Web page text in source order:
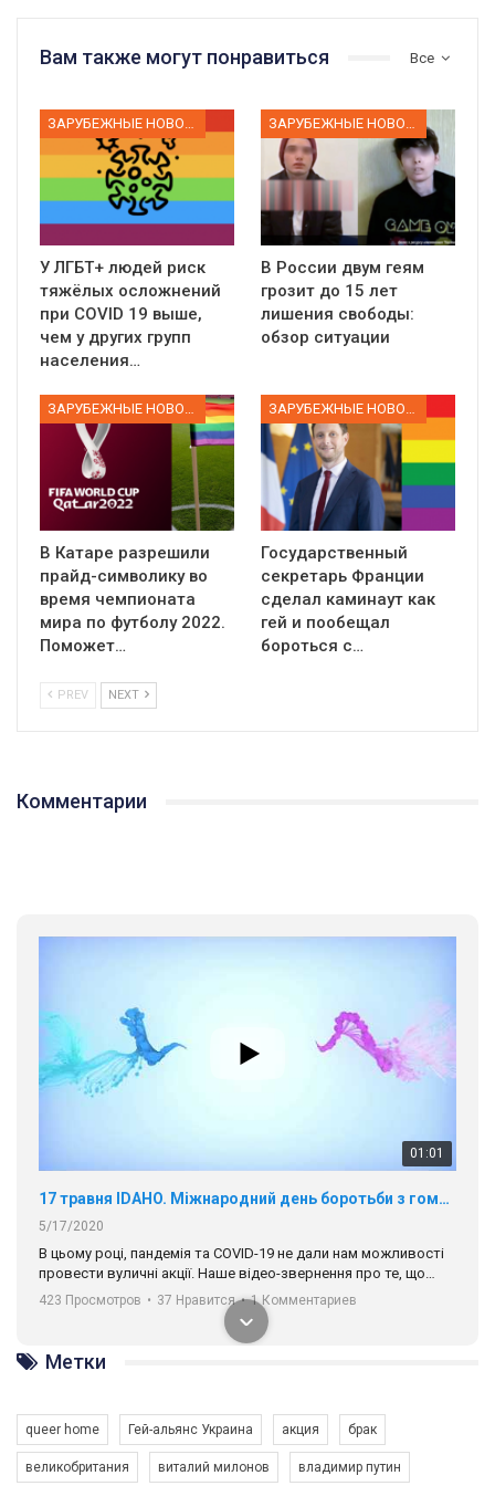
Все
Вам также могут понравиться
ЗАРУБЕЖНЫЕ НОВОСТИ
У ЛГБТ+ людей риск
тяжёлых осложнений
при COVID 19 выше,
чем у других групп
населения…
ЗАРУБЕЖНЫЕ НОВОСТИ
В России двум геям
грозит до 15 лет
лишения свободы:
обзор ситуации
ЗАРУБЕЖНЫЕ НОВОСТИ
В Катаре разрешили
прайд-символику во
время чемпионата
мира по футболу 2022.
Поможет…
ЗАРУБЕЖНЫЕ НОВОСТИ
Государственный
секретарь Франции
сделал каминаут как
гей и пообещал
бороться с…
PREV NEXT
Комментарии
01:01
17 травня IDAHO. Міжнародний день боротьби з гомофобією трансфобією і біфобія.
5/17/2020
В цьому році, пандемія та COVІD-19 не дали нам можливості
провести вуличні акції. Наше відео-звернення про те, що
навіть коли ми у різних містах та не можемо зустрінеться, ми
разом. Ми закликаємо всіх хто поділяє цінності рівності та
солідарності, приєднатися до нас. Регіональні підрозділи
ГАУ є в 16 областях України.
Разом наш голос лунає гучніше!
423 Просмотров • 37 Нравится • 1 Комментариев
Метки
queer home Гей-альянс Украина акция брак
великобритания виталий милонов владимир путин